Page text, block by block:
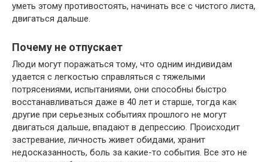
уметь этому противостоять, начинать все с чистого листа,
двигаться дальше.
Почему не отпускает
Люди могут поражаться тому, что одним индивидам
удается с легкостью справляться с тяжелыми
потрясениями, испытаниями, они способны быстро
восстанавливаться даже в 40 лет и старше, тогда как
другие при серьезных событиях прошлого не могут
двигаться дальше, впадают в депрессию. Происходит
застревание, личность живет обидами, хранит
недосказанность, боль за какие-то события. Все это не